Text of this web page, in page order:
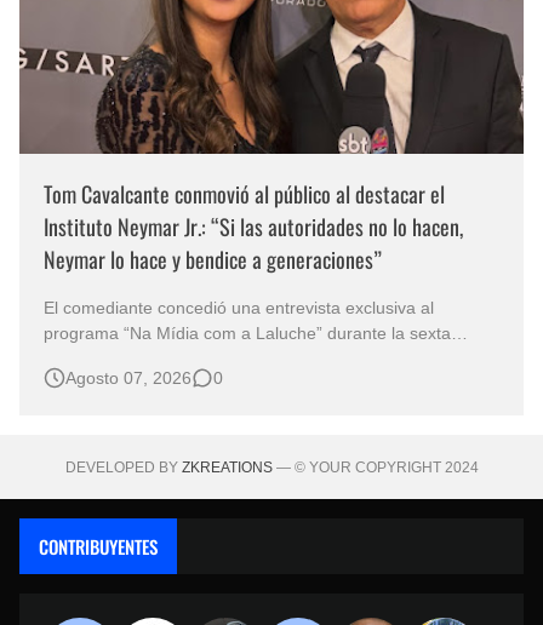
Tom Cavalcante conmovió al público al destacar el
Instituto Neymar Jr.: “Si las autoridades no lo hacen,
Neymar lo hace y bendice a generaciones”
El comediante concedió una entrevista exclusiva al
programa “Na Mídia com a Laluche” durante la sexta
eventos benéficos más importantes de Brasil. En medio del
Agosto 07, 2026 0
DEVELOPED BY ZKREATIONS— © YOUR COPYRIGHT 2024
CONTRIBUYENTES